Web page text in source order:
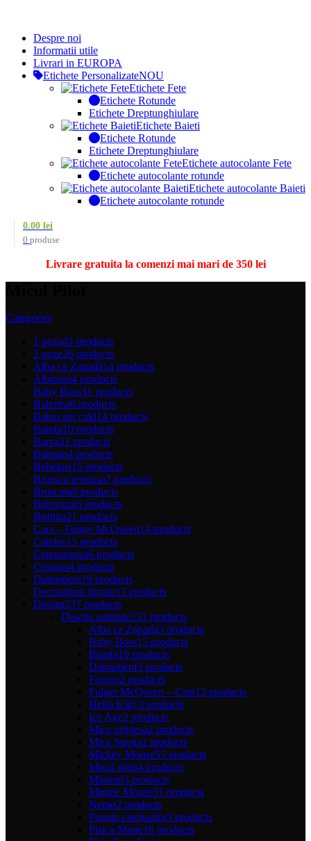
Despre noi
Informatii utile
Livrari in EUROPA
Etichete PersonalizateNOU
Etichete Fete
Etichete Rotunde
Etichete Dreptunghiulare
Etichete Baieti
Etichete Rotunde
Etichete Dreptunghiulare
Etichete autocolante Fete
Etichete autocolante rotunde
Etichete autocolante Baieti
Etichete autocolante rotunde
0 produse
0.00 lei
Livrare gratuita la comenzi mai mari de 350 lei
Categories
1 poza41 products
2 poze26 products
Alba ca Zapada14 products
Albinuta4 products
Baby Boss31 products
Balerina6 products
Balon aer cald14 products
Bambi10 products
Barza21 products
Batman4 products
Bebelusi15 products
Broasca testoasa7 products
Broscuta6 products
Buburuza6 products
Bufnita21 products
Cars – Fulger McQueen14 products
Catelus15 products
Cenusareasa6 products
Cosmos4 products
Dalmatieni19 products
Decoratiuni florale13 products
Design537 products
Desene animate251 products
Alba ca Zapada3 products
Baby Boss15 products
Bambi10 products
Dalmatieni3 products
Frozen2 products
Fulger McQueen – Cars12 products
Hello Kitty3 products
Ice Age2 products
Mica printesa2 products
Mica Sirena2 products
Mickey Mouse55 products
Micul print4 products
Minioni3 products
Minnie Mouse51 products
Nemo2 products
Patrula catelusilor3 products
Pisica Marie18 products